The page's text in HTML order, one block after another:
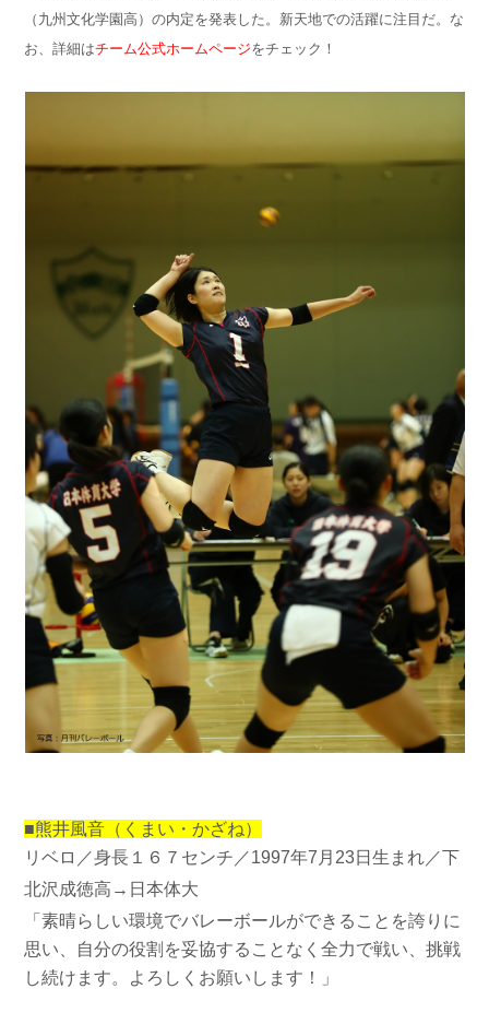
（九州文化学園高）の内定を発表した。新天地での活躍に注目だ。 な
お、詳細はチーム公式ホームページをチェック！
■熊井風音（くまい・かざね）
リベロ／身長１６７センチ／1997年7月23日生まれ／下
北沢成徳高→日本体大
「素晴らしい環境でバレーボールができることを誇りに
思い、自分の役割を妥協することなく全力で戦い、挑戦
し続けます。よろしくお願いします！」